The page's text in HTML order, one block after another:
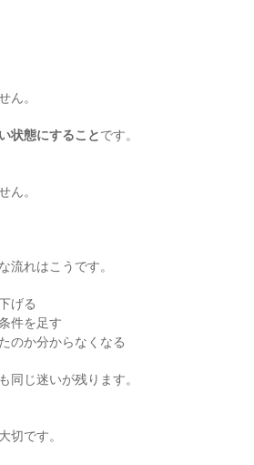
ん。
状態にすることです。
ん。
流れはこうです。
げる
件を足す
のか分からなくなる
同じ迷いが残ります。
切です。